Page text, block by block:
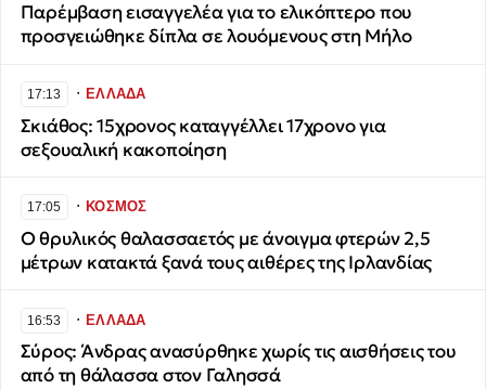
Παρέμβαση εισαγγελέα για το ελικόπτερο που
προσγειώθηκε δίπλα σε λουόμενους στη Μήλο
17:13 ∙ΕΛΛΑΔΑ
Σκιάθος: 15χρονος καταγγέλλει 17χρονο για
σεξουαλική κακοποίηση
17:05 ∙ΚΟΣΜΟΣ
Ο θρυλικός θαλασσαετός με άνοιγμα φτερών 2,5
μέτρων κατακτά ξανά τους αιθέρες της Ιρλανδίας
16:53 ∙ΕΛΛΑΔΑ
Σύρος: Άνδρας ανασύρθηκε χωρίς τις αισθήσεις του
από τη θάλασσα στον Γαλησσά